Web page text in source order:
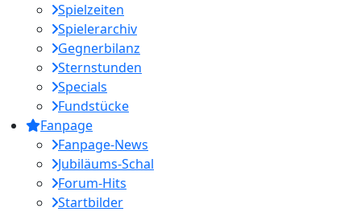
Spielzeiten
Spielerarchiv
Gegnerbilanz
Sternstunden
Specials
Fundstücke
Fanpage
Fanpage-News
Jubiläums-Schal
Forum-Hits
Startbilder